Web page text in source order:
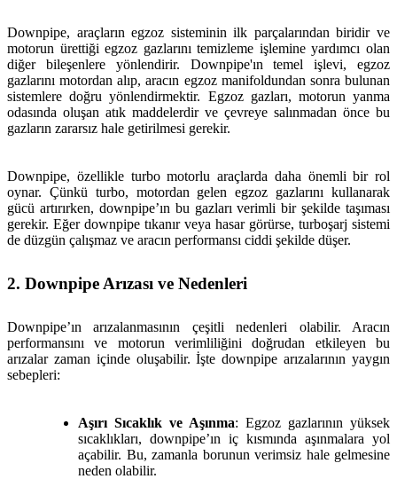
Downpipe, araçların egzoz sisteminin ilk parçalarından biridir ve
motorun ürettiği egzoz gazlarını temizleme işlemine yardımcı olan
diğer bileşenlere yönlendirir. Downpipe'ın temel işlevi, egzoz
gazlarını motordan alıp, aracın egzoz manifoldundan sonra bulunan
sistemlere doğru yönlendirmektir. Egzoz gazları, motorun yanma
odasında oluşan atık maddelerdir ve çevreye salınmadan önce bu
gazların zararsız hale getirilmesi gerekir.
Downpipe, özellikle turbo motorlu araçlarda daha önemli bir rol
oynar. Çünkü turbo, motordan gelen egzoz gazlarını kullanarak
gücü artırırken, downpipe’ın bu gazları verimli bir şekilde taşıması
gerekir. Eğer downpipe tıkanır veya hasar görürse, turboşarj sistemi
de düzgün çalışmaz ve aracın performansı ciddi şekilde düşer.
2. Downpipe Arızası ve Nedenleri
Downpipe’ın arızalanmasının çeşitli nedenleri olabilir. Aracın
performansını ve motorun verimliliğini doğrudan etkileyen bu
arızalar zaman içinde oluşabilir. İşte downpipe arızalarının yaygın
sebepleri:
Aşırı Sıcaklık ve Aşınma: Egzoz gazlarının yüksek
sıcaklıkları, downpipe’ın iç kısmında aşınmalara yol
açabilir. Bu, zamanla borunun verimsiz hale gelmesine
neden olabilir.